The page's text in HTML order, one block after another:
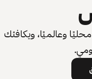
وعالميًا، ويكافئك